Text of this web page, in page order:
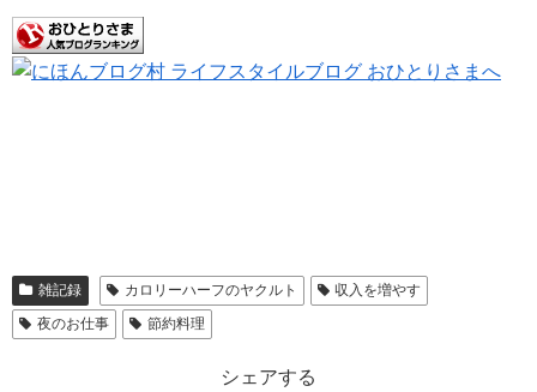
雑記録 カロリーハーフのヤクルト
収入を増やす
夜のお仕事
節約料理
シェアする